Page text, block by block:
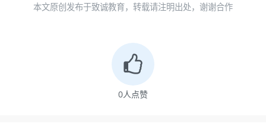
本文原创发布于致诚教育，转载请注明出处，谢谢合作
0人点赞